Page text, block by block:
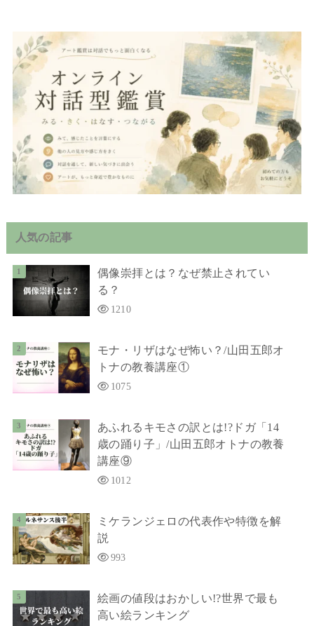
人気の記事
偶像崇拝とは？なぜ禁止されてい
る？
1210
モナ・リザはなぜ怖い？/山田五郎オ
トナの教養講座①
1075
あふれるキモさの訳とは!?ドガ「14
歳の踊り子」/山田五郎オトナの教養
講座⑨
1012
ミケランジェロの代表作や特徴を解
説
993
絵画の値段はおかしい!?世界で最も
高い絵ランキング